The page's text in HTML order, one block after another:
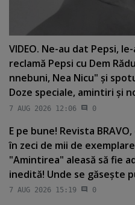
VIDEO. Ne-au dat Pepsi,
reclamă Pepsi cu Dem
nnebuni, Nea Nicu" şi
Doze speciale, amintiri şi
7 AUG 2026 12:06 0
E pe bune! Revista
în zeci de mii de
"Amintirea" aleasă să fie
inedită! Unde se găseşte
7 AUG 2026 15:19 0